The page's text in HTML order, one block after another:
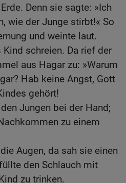
Denn sie sagte: »Ich
wie der Junge stirbt!« So
und weinte laut.
schreien. Da rief der
aus Hagar zu: »Warum
Hab keine Angst, Gott
gehört!
Jungen bei der Hand;
zu einem
Augen, da sah sie einen
den Schlauch mit
zu trinken.